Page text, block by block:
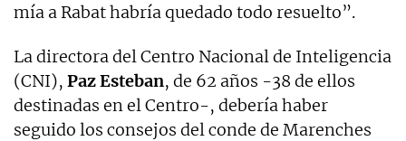
mía a Rabat habría quedado todo resuelto”.
La directora del Centro Nacional de Inteligencia
(CNI), Paz Esteban, de 62 años -38 de ellos
destinadas en el Centro-, debería haber
seguido los consejos del conde de Marenches